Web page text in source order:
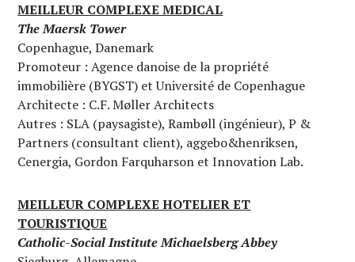
MEILLEUR COMPLEXE MEDICAL
The Maersk Tower
Copenhague, Danemark
Promoteur : Agence danoise de la propriété
immobilière (BYGST) et Université de Copenhague
Architecte : C.F. Møller Architects
Autres : SLA (paysagiste), Rambøll (ingénieur), P &
Partners (consultant client), aggebo&henriksen,
Cenergia, Gordon Farquharson et Innovation Lab.
MEILLEUR COMPLEXE HOTELIER ET
TOURISTIQUE
Catholic-Social Institute Michaelsberg Abbey